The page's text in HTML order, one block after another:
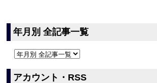
年月別 全記事一覧
アカウント・RSS